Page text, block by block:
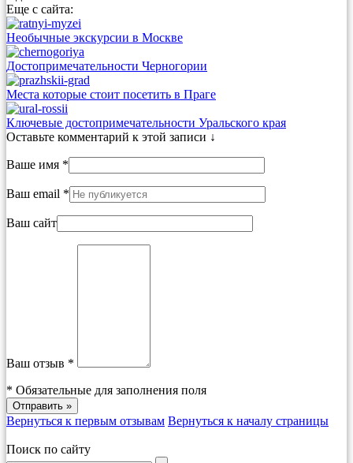
Еще с сайта:
Необычные экскурсии в Москве
Достопримечательности Черногории
Места которые стоит посетить в Праге
Ключевые достопримечательности Уральского края
Оставьте комментарий к этой записи ↓
Ваше имя *
Ваш email *
Ваш сайт
Ваш отзыв *
* Обязательные для заполнения поля
Вернуться к первым отзывам Вернуться к началу страницы
Поиск по сайту